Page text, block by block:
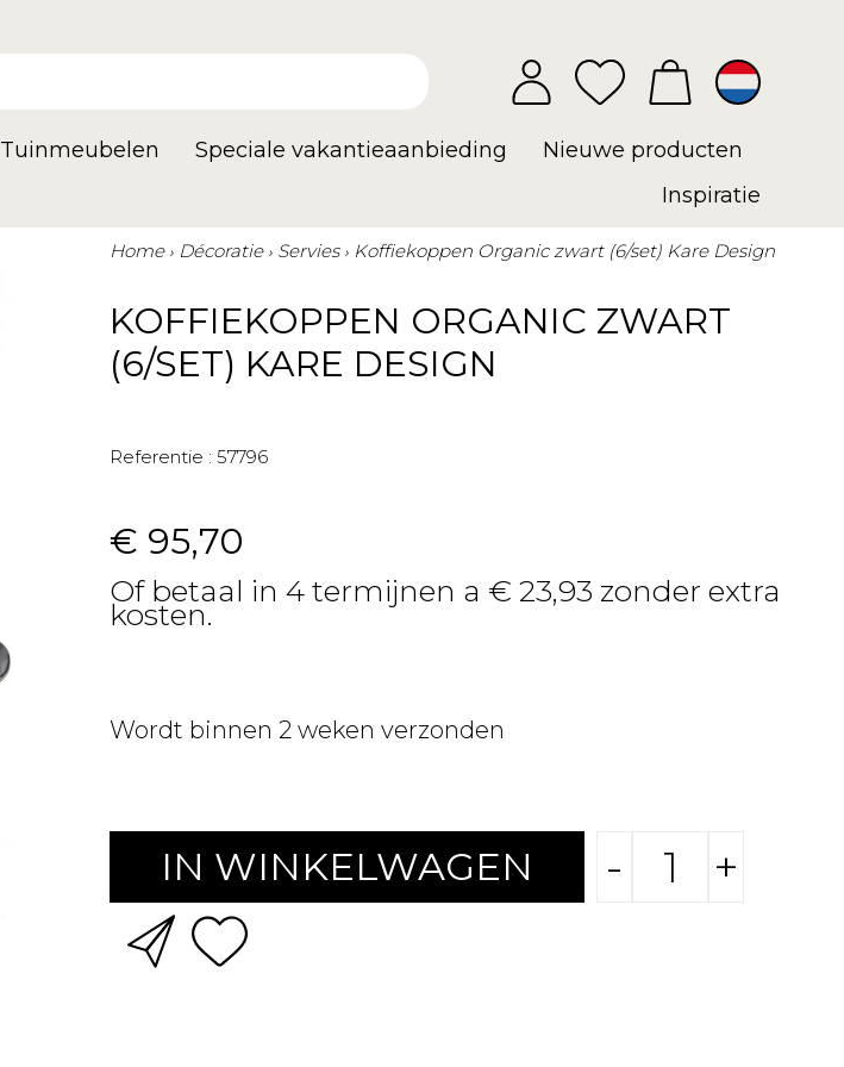
Tuinmeubelen Speciale vakantieaanbieding
Nieuwe producten
Inspiratie
Home Décoratie Servies Koffiekoppen Organic zwart (6/set) Kare Design
KOFFIEKOPPEN ORGANIC ZWART
(6/SET) KARE DESIGN
Referentie : 57796
€ 95,70
Of betaal in 4 termijnen a € 23,93 zonder extra
kosten.
Wordt binnen 2 weken verzonden
IN WINKELWAGEN - +